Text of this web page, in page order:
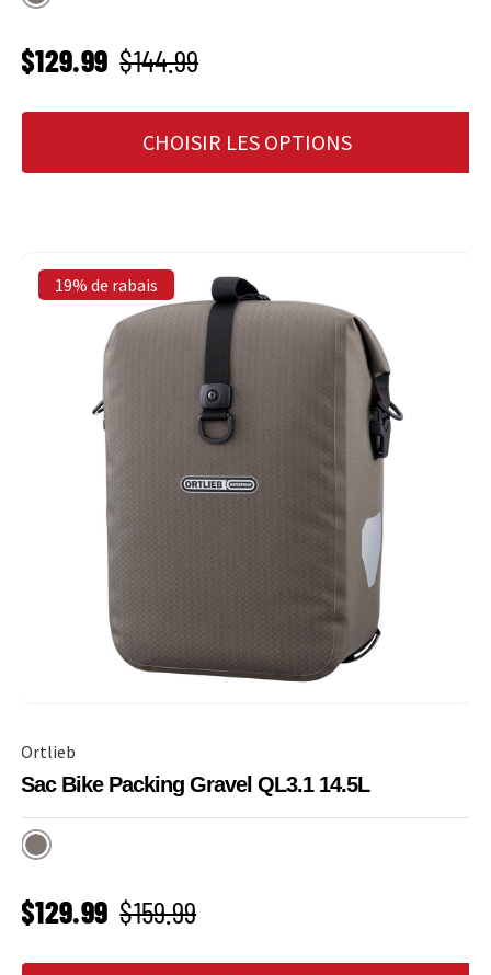
Dark Sand
PRIX SOLDÉ
$129.99 Prix habituel
$144.99
CHOISIR LES OPTIONS
19% de rabais
Ortlieb
Sac Bike Packing Gravel QL3.1 14.5L
Dark Sand
PRIX SOLDÉ
$129.99 Prix habituel
$159.99